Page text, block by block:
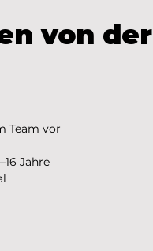
von der
Team vor
Jahre